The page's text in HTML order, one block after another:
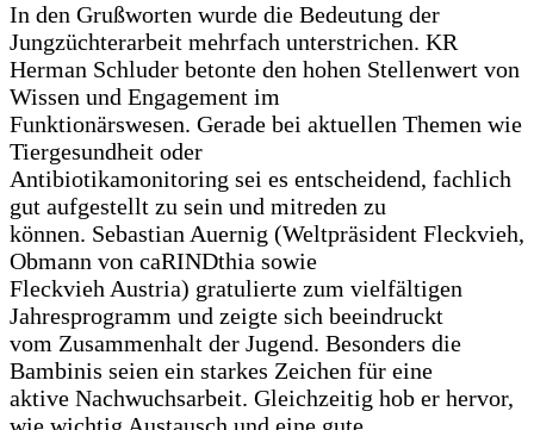
In den Grußworten wurde die Bedeutung der
Jungzüchterarbeit mehrfach unterstrichen. KR
Herman Schluder betonte den hohen Stellenwert von
Wissen und Engagement im
Funktionärswesen. Gerade bei aktuellen Themen wie
Tiergesundheit oder
Antibiotikamonitoring sei es entscheidend, fachlich
gut aufgestellt zu sein und mitreden zu
können. Sebastian Auernig (Weltpräsident Fleckvieh,
Obmann von caRINDthia sowie
Fleckvieh Austria) gratulierte zum vielfältigen
Jahresprogramm und zeigte sich beeindruckt
vom Zusammenhalt der Jugend. Besonders die
Bambinis seien ein starkes Zeichen für eine
aktive Nachwuchsarbeit. Gleichzeitig hob er hervor,